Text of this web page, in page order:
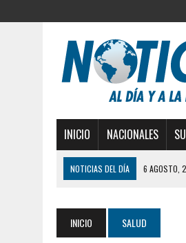
INICIO NACIONALES
NOTICIAS DEL DÍA 6 AGOSTO,
5 AGOSTO, 2026 | HORROR EN
INICIO SALUD